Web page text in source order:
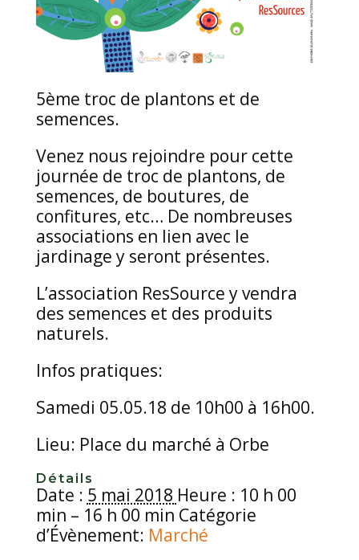
5ème troc de plantons et de
semences.
Venez nous rejoindre pour cette
journée de troc de plantons, de
semences, de boutures, de
confitures, etc… De nombreuses
associations en lien avec le
jardinage y seront présentes.
L’association ResSource y vendra
des semences et des produits
naturels.
Infos pratiques:
Samedi 05.05.18 de 10h00 à 16h00.
Lieu: Place du marché à Orbe
Détails
Date : 5 mai 2018 Heure : 10 h 00
min – 16 h 00 min Catégorie
d’Évènement: Marché